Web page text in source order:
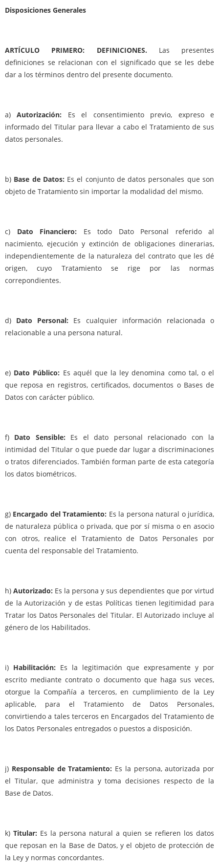
Disposiciones Generales
ARTÍCULO PRIMERO: DEFINICIONES. Las presentes
definiciones se relacionan con el significado que se les debe
dar a los términos dentro del presente documento.
a)Autorización: Es el consentimiento previo, expreso e
informado del Titular para llevar a cabo el Tratamiento de sus
datos personales.
b) Base de Datos: Es el conjunto de datos personales que son
objeto de Tratamiento sin importar la modalidad del mismo.
c) Dato Financiero: Es todo Dato Personal referido al
nacimiento, ejecución y extinción de obligaciones dinerarias,
independientemente de la naturaleza del contrato que les dé
origen, cuyo Tratamiento se rige por las normas
correpondientes.
d) Dato Personal: Es cualquier información relacionada o
relacionable a una persona natural.
e) Dato Público: Es aquél que la ley denomina como tal, o el
que reposa en registros, certificados, documentos o Bases de
Datos con carácter público.
f) Dato Sensible: Es el dato personal relacionado con la
intimidad del Titular o que puede dar lugar a discriminaciones
o tratos diferenciados. También forman parte de esta categoría
los datos biométricos.
g) Encargado del Tratamiento: Es la persona natural o jurídica,
de naturaleza pública o privada, que por sí misma o en asocio
con otros, realice el Tratamiento de Datos Personales por
cuenta del responsable del Tratamiento.
h) Autorizado: Es la persona y sus dependientes que por virtud
de la Autorización y de estas Políticas tienen legitimidad para
Tratar los Datos Personales del Titular. El Autorizado incluye al
género de los Habilitados.
i) Habilitación: Es la legitimación que expresamente y por
escrito mediante contrato o documento que haga sus veces,
otorgue la Compañía a terceros, en cumplimiento de la Ley
aplicable, para el Tratamiento de Datos Personales,
convirtiendo a tales terceros en Encargados del Tratamiento de
los Datos Personales entregados o puestos a disposición.
j) Responsable de Tratamiento: Es la persona, autorizada por
el Titular, que administra y toma decisiones respecto de la
Base de Datos.
k) Titular: Es la persona natural a quien se refieren los datos
que reposan en la Base de Datos, y el objeto de protección de
la Ley y normas concordantes.